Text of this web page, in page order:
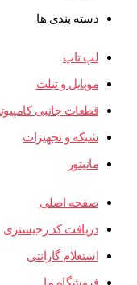
دسته بندی ها
لپ تاپ
موبایل و تبلت
قطعات جانبی
شبکه و تجهیزات
مانیتور
صفحه اصلی
دریافت کد رجیستری
استعلام گارانتی